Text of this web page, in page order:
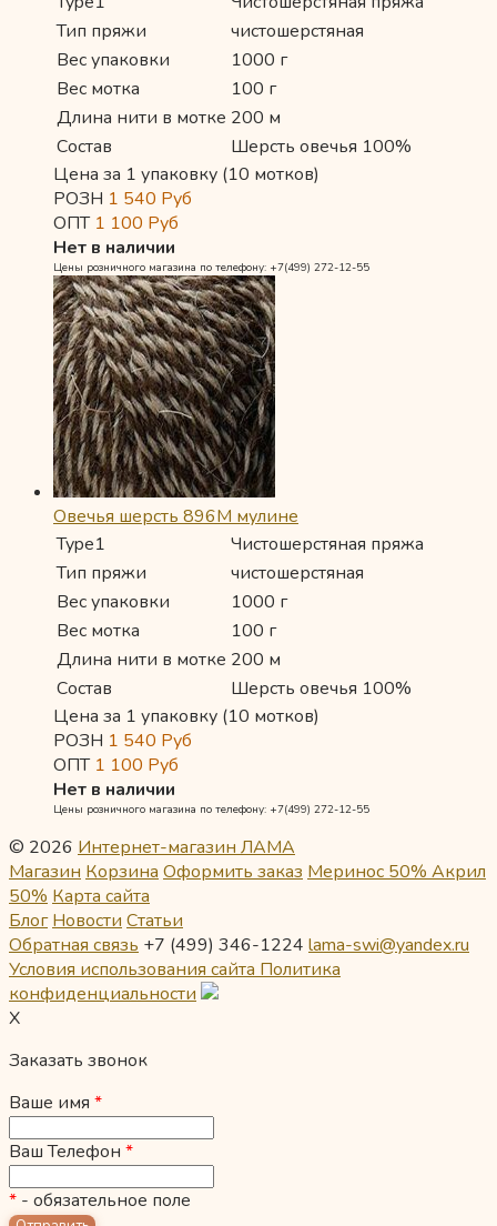
Тип пряжи
чистошерстяная
Вес упаковки
1000 г
Вес мотка
100 г
Длина нити в мотке 200 м
Состав
Шерсть овечья 100%
Цена за 1 упаковку (10 мотков)
РОЗН 1 540 Руб
ОПТ 1 100 Руб
Нет в наличии
Цены розничного магазина по телефону: +7(499) 272-12-55
Овечья шерсть 896М мулине
Type1
Чистошерстяная пряжа
Тип пряжи
чистошерстяная
Вес упаковки
1000 г
Вес мотка
100 г
Длина нити в мотке 200 м
Состав
Шерсть овечья 100%
Цена за 1 упаковку (10 мотков)
РОЗН 1 540 Руб
ОПТ 1 100 Руб
Нет в наличии
Цены розничного магазина по телефону: +7(499) 272-12-55
© 2026 Интернет-магазин ЛАМА
Магазин Корзина Оформить заказ Меринос 50% Акрил
50% Карта сайта
Блог Новости Статьи
Обратная связь +7 (499) 346-1224 lama-swi@yandex.ru
Условия использования сайта Политика
конфиденциальности
X
Заказать звонок
Ваше имя *
Ваш Телефон *
* - обязательное поле